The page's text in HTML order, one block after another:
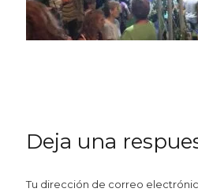
Deja una
Tu dirección de correo